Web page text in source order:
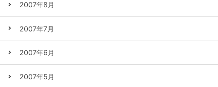
2007年8月
2007年7月
2007年6月
2007年5月